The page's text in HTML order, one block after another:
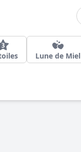
Lune de Miel